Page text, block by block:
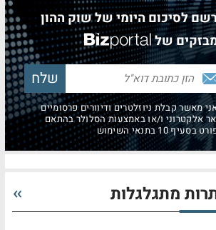
לסיכום היומי של שוק ההון
של
מאשר קבלת ניוזלטרים ודיוורים פרסומיים
אלקטרוני ו/או באמצעות הסלולר בהתאם
10 בתנאי השימוש
מתגלגלות